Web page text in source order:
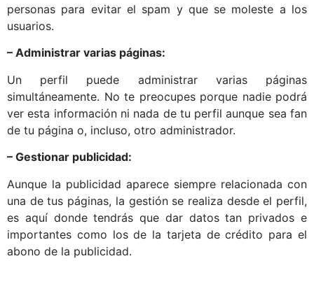
personas para evitar el spam y que se moleste a los
usuarios.
– Administrar varias páginas:
Un perfil puede administrar varias páginas
simultáneamente. No te preocupes porque nadie podrá
ver esta información ni nada de tu perfil aunque sea fan
de tu página o, incluso, otro administrador.
– Gestionar publicidad:
Aunque la publicidad aparece siempre relacionada con
una de tus páginas, la gestión se realiza desde el perfil,
es aquí donde tendrás que dar datos tan privados e
importantes como los de la tarjeta de crédito para el
abono de la publicidad.